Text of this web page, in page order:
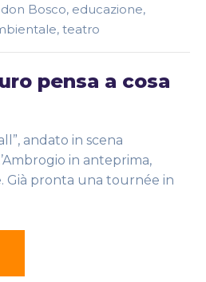
don Bosco, educazione,
, teatro
pensa a cosa
andato in scena
in anteprima,
Già pronta una tournée in